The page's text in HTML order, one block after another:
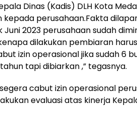
Dinas (Kadis) DLH Kota
perusahaan.Fakta
Juni 2023 perusahaan sudah
dilakukan pembiaran
izin operasional jika sudah 6
tapi dibiarkan ,” tegasnya.
cabut izin operasional
evaluasi atas kinerja